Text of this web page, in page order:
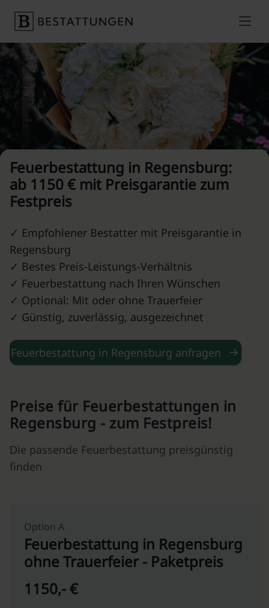
Preise vergleichen
Feuerbestattung in Regensburg:
ab 1150 € mit Preisgarantie zum
Festpreis
✓ Empfohlener Bestatter mit Preisgarantie in
Regensburg
✓ Bestes Preis-Leistungs-Verhältnis
✓ Feuerbestattung nach Ihren Wünschen
✓ Optional: Mit oder ohne Trauerfeier
✓ Günstig, zuverlässig, ausgezeichnet
Feuerbestattung in Regensburg anfragen
Preise für Feuerbestattungen in
Regensburg - zum Festpreis!
Die passende Feuerbestattung preisgünstig
finden
Option A
Feuerbestattung in Regensburg
ohne Trauerfeier - Paketpreis
1150,- €